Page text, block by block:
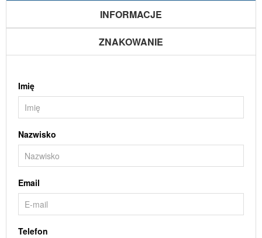
INFORMACJE
ZNAKOWANIE
Imię
Nazwisko
Email
Telefon